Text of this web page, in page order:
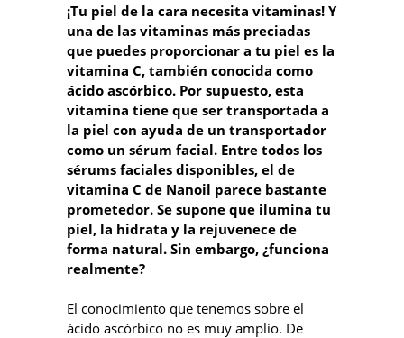
¡Tu piel de la cara necesita vitaminas! Y
una de las vitaminas más preciadas
que puedes proporcionar a tu piel es la
vitamina C, también conocida como
ácido ascórbico. Por supuesto, esta
vitamina tiene que ser transportada a
la piel con ayuda de un transportador
como un sérum facial. Entre todos los
sérums faciales disponibles, el de
vitamina C de Nanoil parece bastante
prometedor. Se supone que ilumina tu
piel, la hidrata y la rejuvenece de
forma natural. Sin embargo, ¿funciona
realmente?
El conocimiento que tenemos sobre el
ácido ascórbico no es muy amplio. De